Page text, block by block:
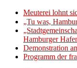
Meuterei lohnt
„Tu was,
Hamburger
Demonstration
Programm der